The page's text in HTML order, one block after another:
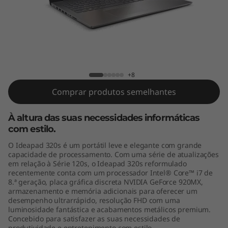
+8
Comprar produtos semelhantes
À altura das suas necessidades informáticas
com estilo.
O Ideapad 320s é um portátil leve e elegante com grande
capacidade de processamento. Com uma série de atualizações
em relação à Série 120s, o Ideapad 320s reformulado
recentemente conta com um processador Intel® Core™ i7 de
8.ª geração, placa gráfica discreta NVIDIA GeForce 920MX,
armazenamento e memória adicionais para oferecer um
desempenho ultrarrápido, resolução FHD com uma
luminosidade fantástica e acabamentos metálicos premium.
Concebido para satisfazer as suas necessidades de